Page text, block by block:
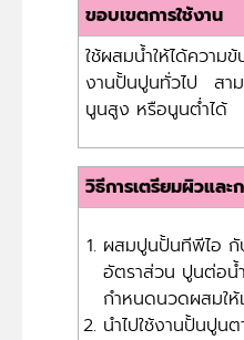
ขอบเขตการใช้งาน
ใช้ผสมน้ำให้ได้ความ
งานปั้นปูนทั่วไป สาม
นูนสูง หรือนูนต่ำได้
วิธีการเตรียมผิวและ
ผสมปูนปั้นทีพีไอ กั
อัตราส่วน ปูนต่อน้
กำหนดนวดผสมให้
นำไปใช้งานปั้นปูน